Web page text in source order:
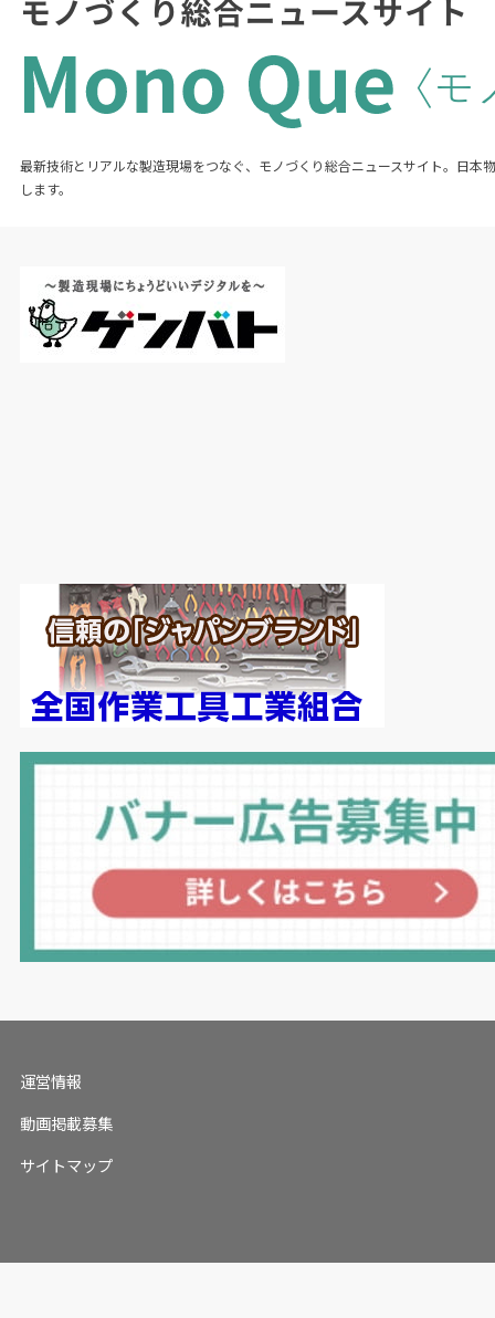
最新技術とリアルな製造現場をつなぐ、モノづくり総合ニュースサイト。日本
します。
運営情報
動画掲載募集
サイトマップ